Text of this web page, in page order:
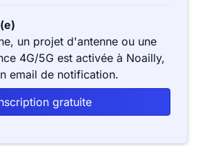
un projet d'antenne ou une
4G/5G est activée à Noailly,
email de notification.
gratuite